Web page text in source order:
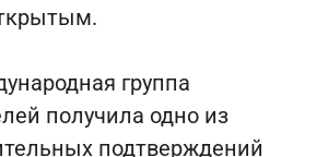
группа
получила одно из
подтверждений